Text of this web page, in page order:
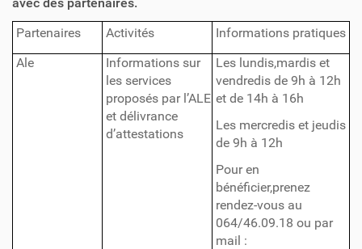
Partenaires
Activités
Informations pratiques
Ale
Informations sur
les services
proposés par l’ALE
et délivrance
d’attestations
Les lundis,mardis et
vendredis de 9h à 12h
et de 14h à 16h
Les mercredis et jeudis
de 9h à 12h
Pour en
bénéficier,prenez
rendez-vous au
064/46.09.18 ou par
mail :